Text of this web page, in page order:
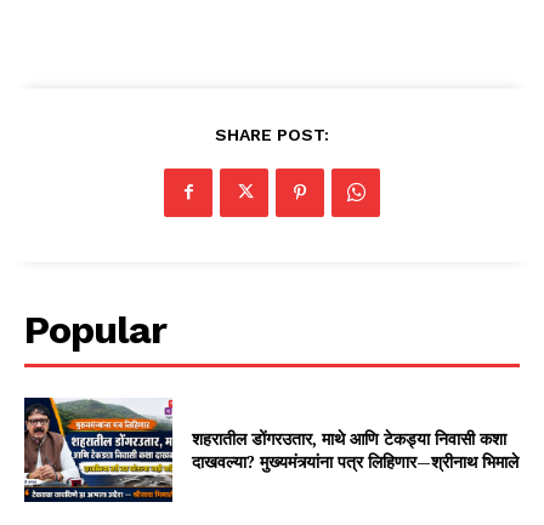
SHARE POST:
Popular
शहरातील डोंगरउतार, माथे आणि टेकड्या निवासी कशा
दाखवल्या? मुख्यमंत्र्यांना पत्र लिहिणार—श्रीनाथ भिमाले